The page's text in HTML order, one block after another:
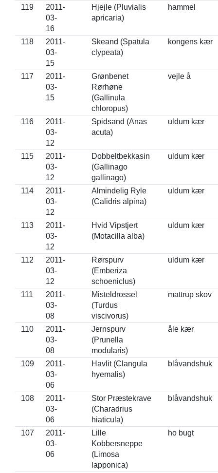
119
2011-
03-
16
Hjejle (Pluvialis
apricaria)
hammel
118
2011-
03-
15
Skeand (Spatula
clypeata)
kongens kær
117
2011-
03-
15
Grønbenet
Rørhøne
(Gallinula
chloropus)
vejle å
116
2011-
03-
12
Spidsand (Anas
acuta)
uldum kær
115
2011-
03-
12
Dobbeltbekkasin
(Gallinago
gallinago)
uldum kær
114
2011-
03-
12
Almindelig Ryle
(Calidris alpina)
uldum kær
113
2011-
03-
12
Hvid Vipstjert
(Motacilla alba)
uldum kær
112
2011-
03-
12
Rørspurv
(Emberiza
schoeniclus)
uldum kær
111
2011-
03-
08
Misteldrossel
(Turdus
viscivorus)
mattrup skov
110
2011-
03-
08
Jernspurv
(Prunella
modularis)
åle kær
109
2011-
03-
06
Havlit (Clangula
hyemalis)
blåvandshuk
108
2011-
03-
06
Stor Præstekrave
(Charadrius
hiaticula)
blåvandshuk
107
2011-
03-
06
Lille
Kobbersneppe
(Limosa
lapponica)
ho bugt